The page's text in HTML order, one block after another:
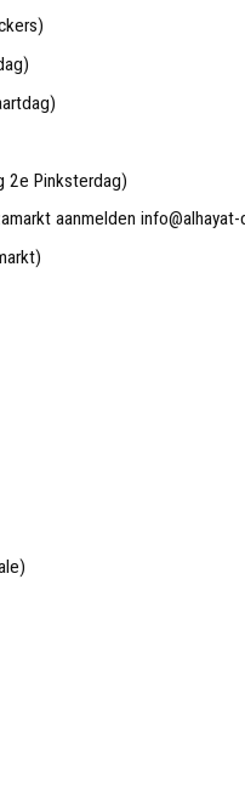
2e Pinksterdag)
aanmelden info@alhayat-